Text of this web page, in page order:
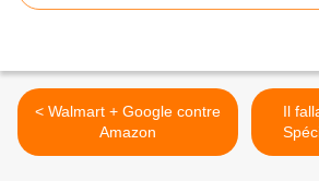
< Walmart + Google contre
Amazon
Il